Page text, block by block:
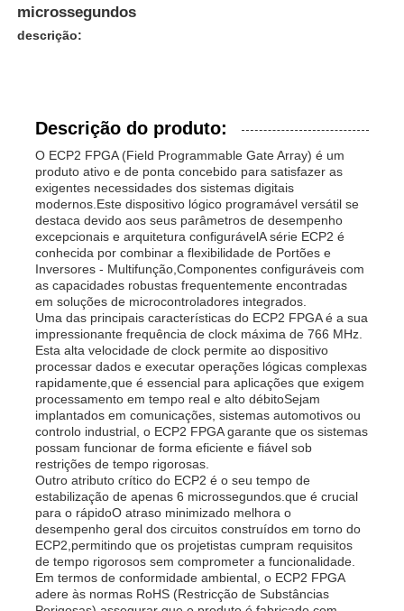
microssegundos
descrição:
Descrição do produto:
O ECP2 FPGA (Field Programmable Gate Array) é um
produto ativo e de ponta concebido para satisfazer as
exigentes necessidades dos sistemas digitais
modernos.Este dispositivo lógico programável versátil se
destaca devido aos seus parâmetros de desempenho
excepcionais e arquitetura configurávelA série ECP2 é
conhecida por combinar a flexibilidade de Portões e
Inversores - Multifunção,Componentes configuráveis com
as capacidades robustas frequentemente encontradas
em soluções de microcontroladores integrados.
Uma das principais características do ECP2 FPGA é a sua
impressionante frequência de clock máxima de 766 MHz.
Esta alta velocidade de clock permite ao dispositivo
processar dados e executar operações lógicas complexas
rapidamente,que é essencial para aplicações que exigem
processamento em tempo real e alto débitoSejam
implantados em comunicações, sistemas automotivos ou
controlo industrial, o ECP2 FPGA garante que os sistemas
possam funcionar de forma eficiente e fiável sob
restrições de tempo rigorosas.
Outro atributo crítico do ECP2 é o seu tempo de
estabilização de apenas 6 microssegundos.que é crucial
para o rápidoO atraso minimizado melhora o
desempenho geral dos circuitos construídos em torno do
ECP2,permitindo que os projetistas cumpram requisitos
de tempo rigorosos sem comprometer a funcionalidade.
Em termos de conformidade ambiental, o ECP2 FPGA
adere às normas RoHS (Restricção de Substâncias